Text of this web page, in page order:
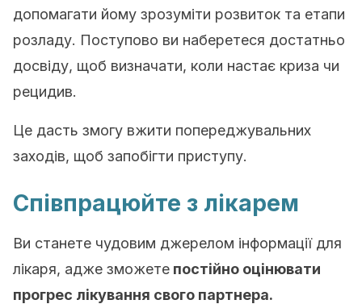
допомагати йому зрозуміти розвиток та етапи
розладу. Поступово ви наберетеся достатньо
досвіду, щоб визначати, коли настає криза чи
рецидив.
Це дасть змогу вжити попереджувальних
заходів, щоб запобігти приступу.
Співпрацюйте з лікарем
Ви станете чудовим джерелом інформації для
лікаря, адже зможете постійно оцінювати
прогрес лікування свого партнера.